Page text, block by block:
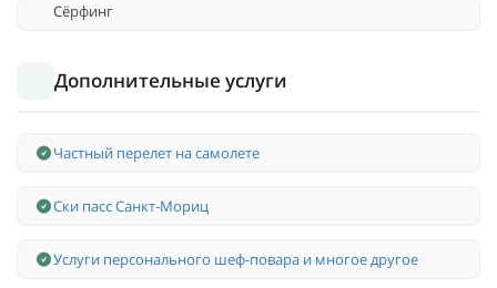
Сёрфинг
Дополнительные услуги
Частный перелет на самолете
Ски пасс Санкт-Мориц
Услуги персонального шеф-повара и многое другое